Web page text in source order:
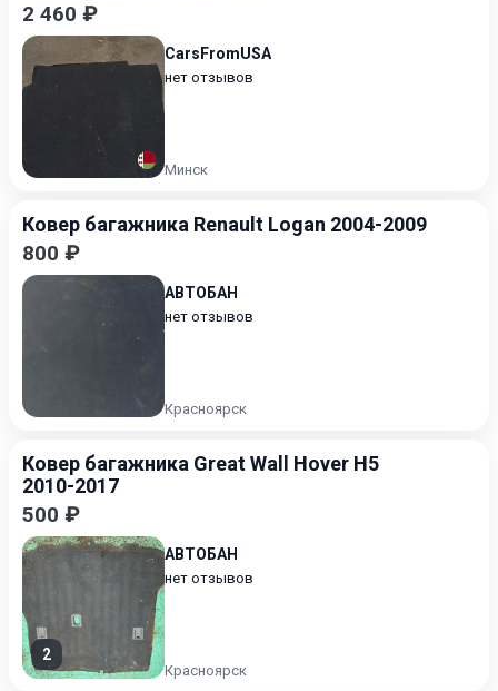
2 460 ₽
CarsFromUSA
нет отзывов
Минск
Ковер багажника Renault Logan 2004-2009
800 ₽
АВТОБАН
нет отзывов
Красноярск
Ковер багажника Great Wall Hover H5
2010-2017
500 ₽
2
АВТОБАН
нет отзывов
Красноярск